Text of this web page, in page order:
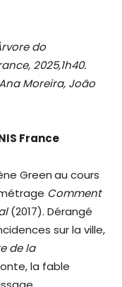
do
2025,1h40.
Moreira, João
France
Greenau cours
Comment
(2017). Dérangé
sur la ville,
de la
la fable